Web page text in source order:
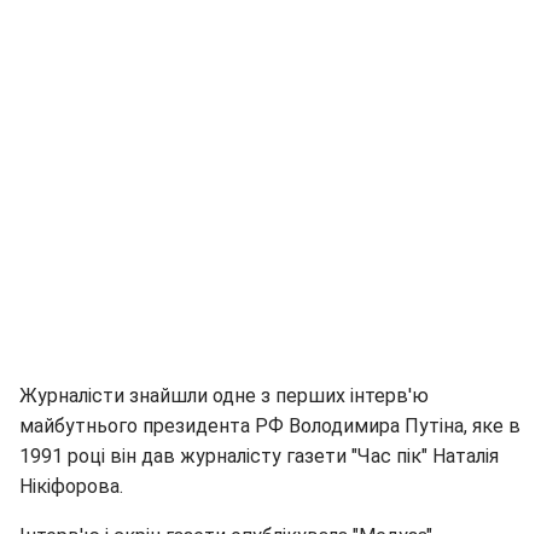
Журналісти знайшли одне з перших інтерв'ю
майбутнього президента РФ Володимира Путіна, яке в
1991 році він дав журналісту газети "Час пік" Наталія
Нікіфорова.